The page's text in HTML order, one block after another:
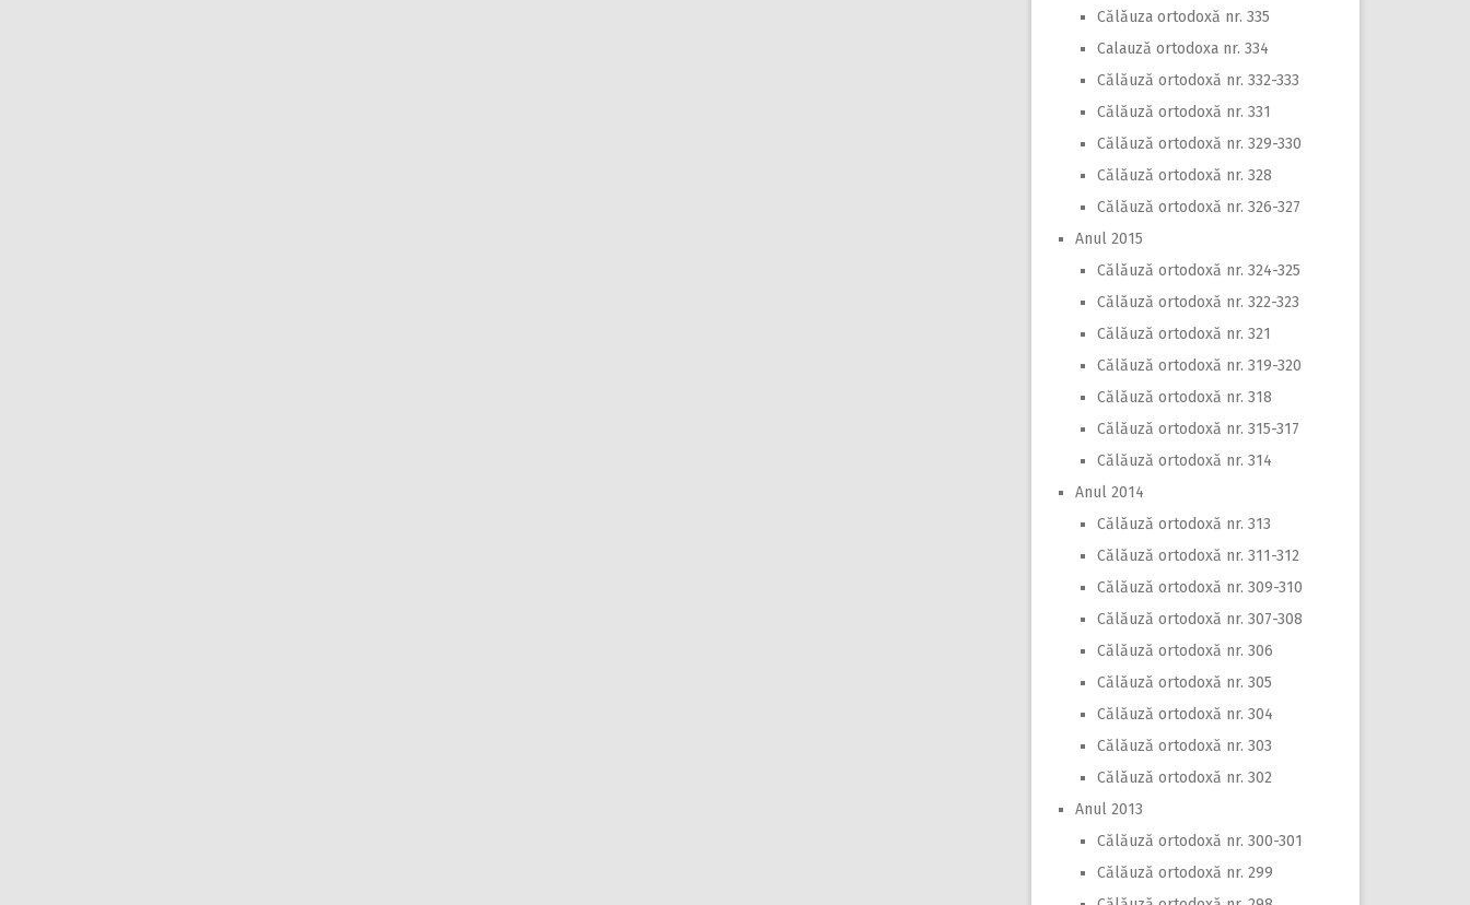
Călăuza ortodoxă nr. 335
Calauză ortodoxa nr. 334
Călăuză ortodoxă nr. 332-333
Călăuză ortodoxă nr. 331
Călăuză ortodoxă nr. 329-330
Călăuză ortodoxă nr. 328
Călăuză ortodoxă nr. 326-327
Anul 2015
Călăuză ortodoxă nr. 324-325
Călăuză ortodoxă nr. 322-323
Călăuză ortodoxă nr. 321
Călăuză ortodoxă nr. 319-320
Călăuză ortodoxă nr. 318
Călăuză ortodoxă nr. 315-317
Călăuză ortodoxă nr. 314
Anul 2014
Călăuză ortodoxă nr. 313
Călăuză ortodoxă nr. 311-312
Călăuză ortodoxă nr. 309-310
Călăuză ortodoxă nr. 307-308
Călăuză ortodoxă nr. 306
Călăuză ortodoxă nr. 305
Călăuză ortodoxă nr. 304
Călăuză ortodoxă nr. 303
Călăuză ortodoxă nr. 302
Anul 2013
Călăuză ortodoxă nr. 300-301
Călăuză ortodoxă nr. 299